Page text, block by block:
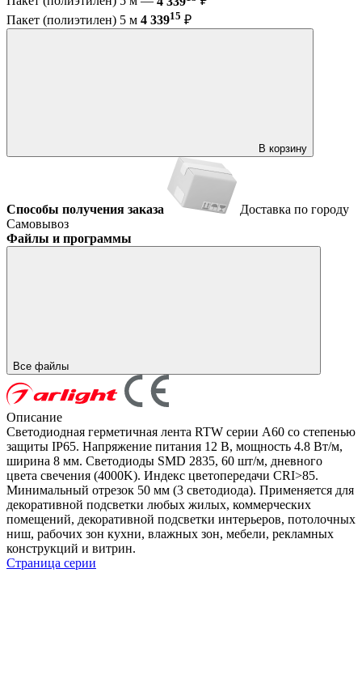
Пакет (полиэтилен) 5 м 4 33915 ₽
В корзину
Способы получения заказа
Доставка по городу
Самовывоз
Файлы и программы
Все файлы
Описание
Светодиодная герметичная лента RTW серии A60 со степенью
защиты IP65. Напряжение питания 12 В, мощность 4.8 Вт/м,
ширина 8 мм. Светодиоды SMD 2835, 60 шт/м, дневного
цвета свечения (4000K). Индекс цветопередачи CRI>85.
Минимальный отрезок 50 мм (3 светодиода). Применяется для
декоративной подсветки любых жилых, коммерческих
помещений, декоративной подсветки интерьеров, потолочных
ниш, рабочих зон кухни, влажных зон, мебели, рекламных
конструкций и витрин.
Страница серии